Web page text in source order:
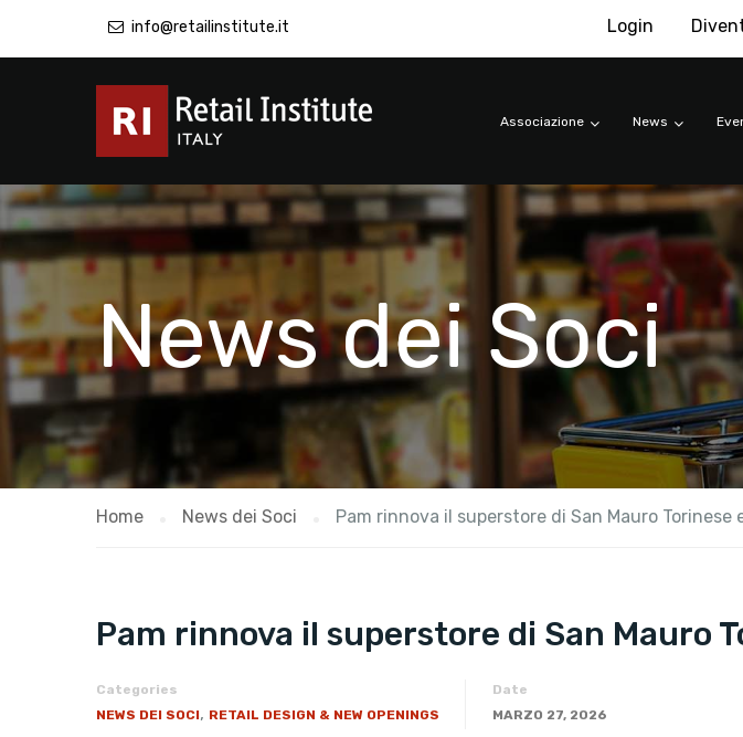
info@retailinstitute.it Login
Associazione News
News dei Soci
Home News dei Soci Pam rinnova il superstore di San Mauro
Pam rinnova il superstore di San Mauro
Categories
NEWS DEI SOCI, RETAIL DESIGN & NEW OPENINGS
Date
MARZO 27, 2026